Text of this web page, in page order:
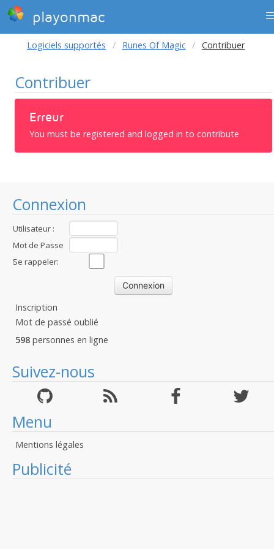
playonmac
Connexion
Utilisateur :
Mot de Passe
:Se rappeler:
Inscription
Mot de passé oublié
598 personnes en ligne
Suivez-nous
Menu
Mentions légales
Publicité
Logiciels supportés Runes Of Magic Contribuer
Contribuer
Erreur
You must be registered and logged in to contribute